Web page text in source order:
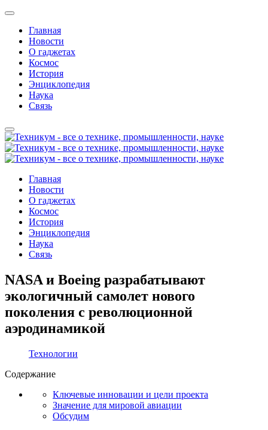
Главная
Новости
О гаджетах
Космос
История
Энциклопедия
Наука
Связь
Главная
Новости
О гаджетах
Космос
История
Энциклопедия
Наука
Связь
NASA и Boeing разрабатывают
экологичный самолет нового
поколения с революционной
аэродинамикой
Технологии
Содержание
Ключевые инновации и цели проекта
Значение для мировой авиации
Обсудим